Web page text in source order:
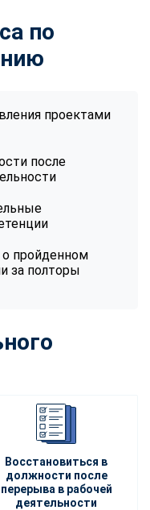
по
проектами
после
о пройденном
за полторы
Восстановиться в
должности после
перерыва в рабочей
деятельности